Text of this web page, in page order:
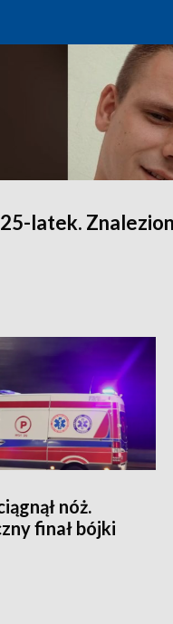
25-latek.
nóż.
finał bójki